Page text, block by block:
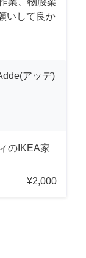
いして良か
アッデ)
のIKEA家
¥2,000